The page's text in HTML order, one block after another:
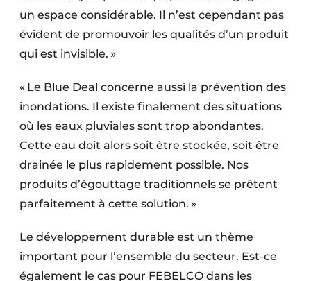
un espace considérable. Il n’est cependant pas
évident de promouvoir les qualités d’un produit
qui est invisible. »
« Le Blue Deal concerne aussi la prévention des
inondations. Il existe finalement des situations
où les eaux pluviales sont trop abondantes.
Cette eau doit alors soit être stockée, soit être
drainée le plus rapidement possible. Nos
produits d’égouttage traditionnels se prêtent
parfaitement à cette solution. »
Le développement durable est un thème
important pour l’ensemble du secteur. Est-ce
également le cas pour FEBELCO dans les